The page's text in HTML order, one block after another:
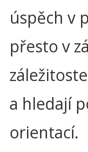
úspěch v
přesto v
a hledají
orientací.